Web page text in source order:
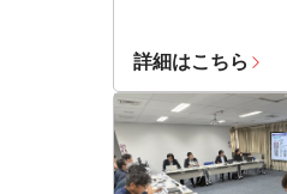
詳細はこちら